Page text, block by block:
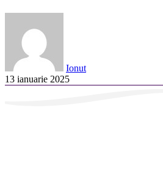
Ionut
13 ianuarie 2025